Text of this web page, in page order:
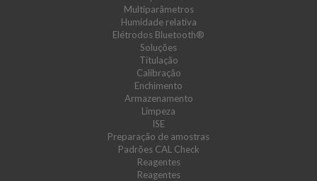
Multiparâmetros
Humidade relativa
Elétrodos Bluetooth®
Soluções
Titulação
Calibração
Enchimento
Armazenamento
Limpeza
ISE
Preparação de amostras
Padrões CAL Check
Reagentes
Reagentes